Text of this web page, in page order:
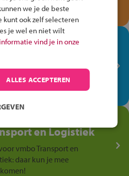
een Cortina-fiets!
winkel ben je op je
via het vmbo jouw talent
winkelvloer, waar elke dag
is!
en Logistiek
vmbo Transport en
daar kun je mee
we je de beste
kunt ook zelf selecteren
je wel en niet wilt
vind je in onze
ALLES ACCEPTEREN